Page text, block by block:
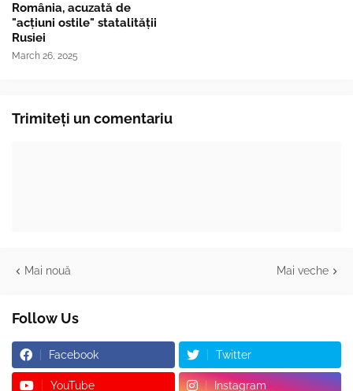
România, acuzată de
"acțiuni ostile" statalității
Rusiei
March 26, 2025
Trimiteți un comentariu
Mai nouă Mai veche
Follow Us
Facebook Twitter
YouTube Instagram